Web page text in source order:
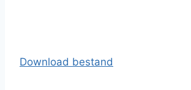
Download bestand